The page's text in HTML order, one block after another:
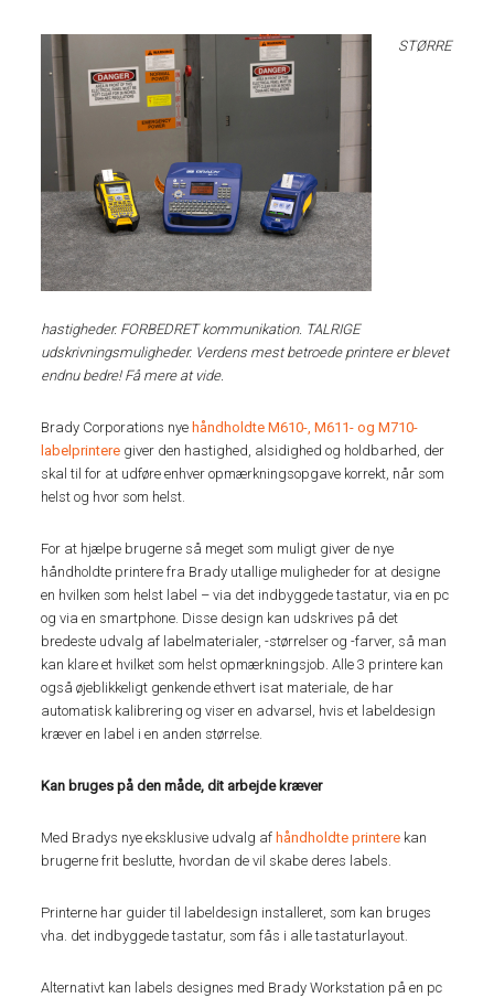
STØRRE
hastigheder. FORBEDRET kommunikation. TALRIGE
udskrivningsmuligheder. Verdens mest betroede printere er blevet
endnu bedre! Få mere at vide.
Brady Corporations nye håndholdte M610-, M611- og M710-
labelprintere giver den hastighed, alsidighed og holdbarhed, der
skal til for at udføre enhver opmærkningsopgave korrekt, når som
helst og hvor som helst.
For at hjælpe brugerne så meget som muligt giver de nye
håndholdte printere fra Brady utallige muligheder for at designe
en hvilken som helst label – via det indbyggede tastatur, via en pc
og via en smartphone. Disse design kan udskrives på det
bredeste udvalg af labelmaterialer, -størrelser og -farver, så man
kan klare et hvilket som helst opmærkningsjob. Alle 3 printere kan
også øjeblikkeligt genkende ethvert isat materiale, de har
automatisk kalibrering og viser en advarsel, hvis et labeldesign
kræver en label i en anden størrelse.
Kan bruges på den måde, dit arbejde kræver
Med Bradys nye eksklusive udvalg af håndholdte printere kan
brugerne frit beslutte, hvordan de vil skabe deres labels.
Printerne har guider til labeldesign installeret, som kan bruges
vha. det indbyggede tastatur, som fås i alle tastaturlayout.
Alternativt kan labels designes med Brady Workstation på en pc